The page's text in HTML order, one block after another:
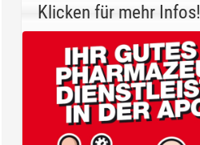
Klicken für mehr Infos!